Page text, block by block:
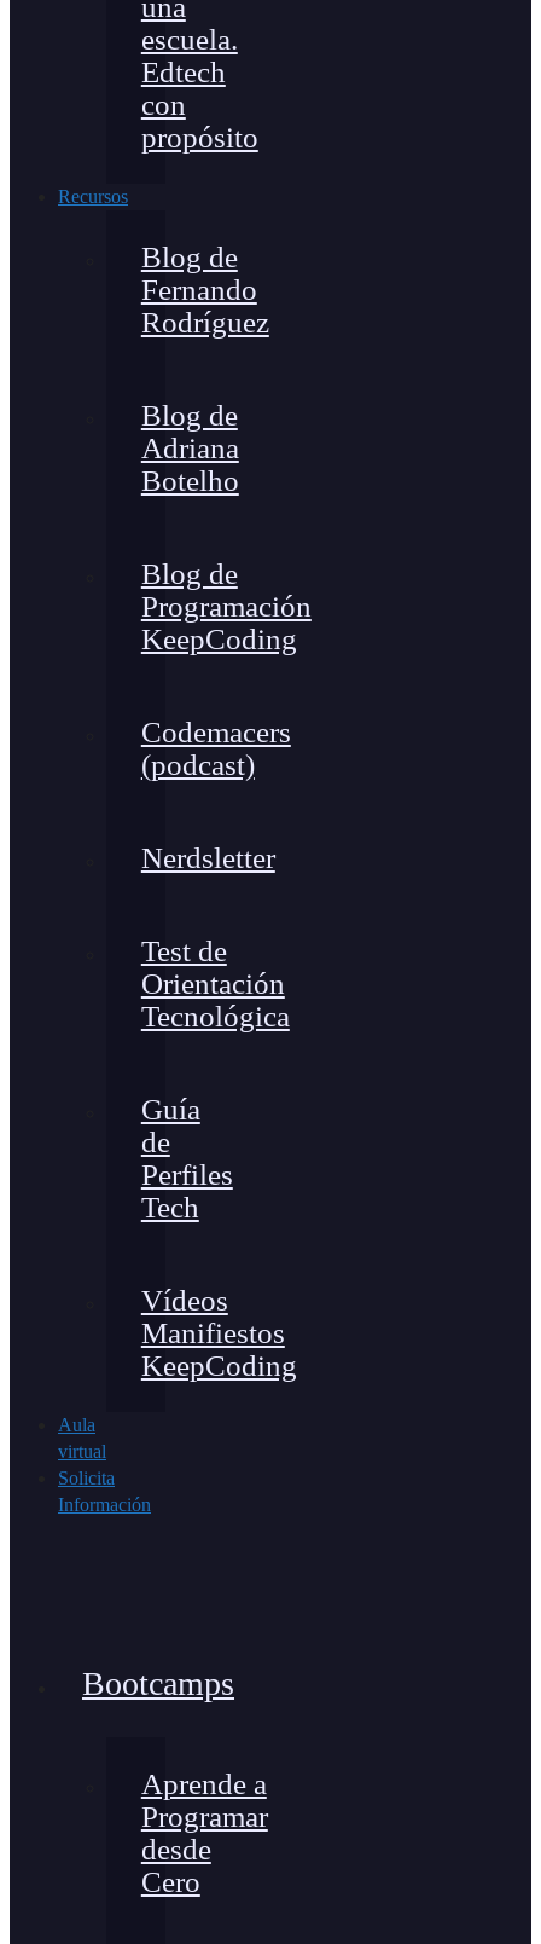
una
escuela.
Edtech
con
propósito
Recursos
Blog de
Fernando
Rodríguez
Blog de
Adriana
Botelho
Blog de
Programación
KeepCoding
Codemacers
(podcast)
Nerdsletter
Test de
Orientación
Tecnológica
Guía
de
Perfiles
Tech
Vídeos
Manifiestos
KeepCoding
Aula
virtual
Solicita
Información
Bootcamps
Aprende a
Programar
desde
Cero